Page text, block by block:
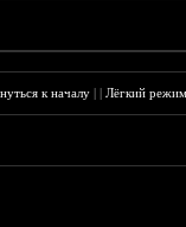
к началу ||Лёгкий